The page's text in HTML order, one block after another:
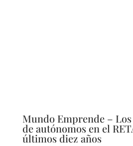
Mundo Emprende –
de autónomos en el
últimos diez años